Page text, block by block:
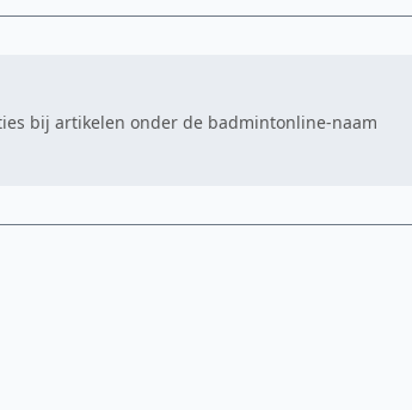
bij artikelen onder de badmintonline-naam